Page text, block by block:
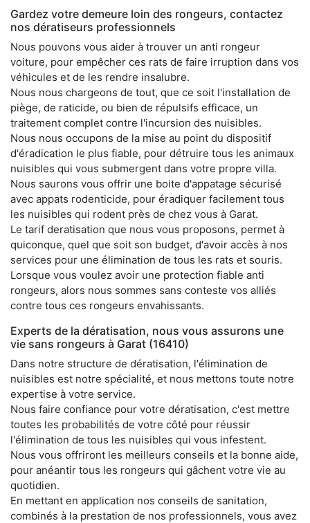
Gardez votre demeure loin des rongeurs, contactez
nos dératiseurs professionnels
Nous pouvons vous aider à trouver un anti rongeur
voiture, pour empêcher ces rats de faire irruption dans vos
véhicules et de les rendre insalubre.
Nous nous chargeons de tout, que ce soit l'installation de
piège, de raticide, ou bien de répulsifs efficace, un
traitement complet contre l'incursion des nuisibles.
Nous nous occupons de la mise au point du dispositif
d'éradication le plus fiable, pour détruire tous les animaux
nuisibles qui vous submergent dans votre propre villa.
Nous saurons vous offrir une boite d'appatage sécurisé
avec appats rodenticide, pour éradiquer facilement tous
les nuisibles qui rodent près de chez vous à Garat.
Le tarif deratisation que nous vous proposons, permet à
quiconque, quel que soit son budget, d'avoir accès à nos
services pour une élimination de tous les rats et souris.
Lorsque vous voulez avoir une protection fiable anti
rongeurs, alors nous sommes sans conteste vos alliés
contre tous ces rongeurs envahissants.
Experts de la dératisation, nous vous assurons une
vie sans rongeurs à Garat (16410)
Dans notre structure de dératisation, l'élimination de
nuisibles est notre spécialité, et nous mettons toute notre
expertise à votre service.
Nous faire confiance pour votre dératisation, c'est mettre
toutes les probabilités de votre côté pour réussir
l'élimination de tous les nuisibles qui vous infestent.
Nous vous offriront les meilleurs conseils et la bonne aide,
pour anéantir tous les rongeurs qui gâchent votre vie au
quotidien.
En mettant en application nos conseils de sanitation,
combinés à la prestation de nos professionnels, vous avez